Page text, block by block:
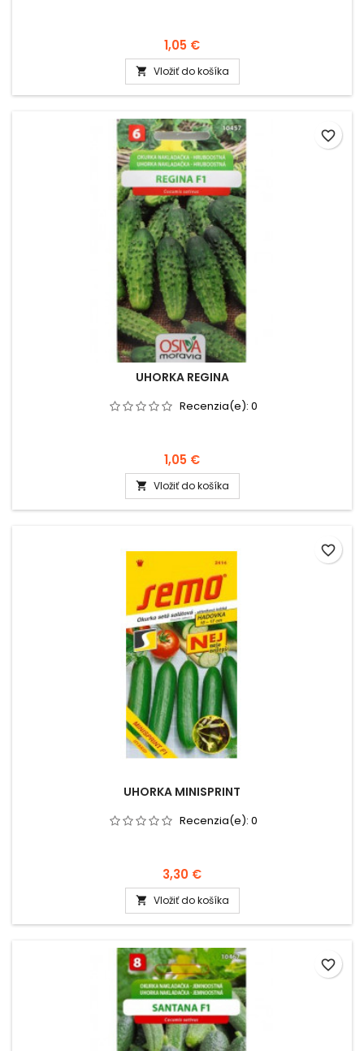
1,05 €
 Vložiť do košíka
UHORKA REGINA
Recenzia(e): 0
1,05 €
 Vložiť do košíka
favorite_border
UHORKA MINISPRINT
Recenzia(e): 0
3,30 €
 Vložiť do košíka
favorite_border
favorite_border